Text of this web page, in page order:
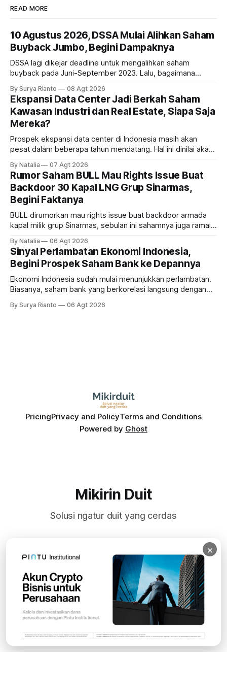
READ MORE
10 Agustus 2026, DSSA Mulai Alihkan Saham
Buyback Jumbo, Begini Dampaknya
DSSA lagi dikejar deadline untuk mengalihkan saham
buyback pada Juni-September 2023. Lalu, bagaimana
By Surya Rianto 08 Agt 2026
Ekspansi Data Center Jadi Berkah Saham
Kawasan Industri dan Real Estate, Siapa Saja
Mereka?
Prospek ekspansi data center di Indonesia masih akan
pesat dalam beberapa tahun mendatang. Hal ini dinilai akan
estate, ada siapa saja mereka?
By Natalia 07 Agt 2026
Rumor Saham BULL Mau Rights Issue Buat
Backdoor 30 Kapal LNG Grup Sinarmas,
Begini Faktanya
BULL dirumorkan mau rights issue buat backdoor armada
kapal milik grup Sinarmas, sebulan ini sahamnya juga ramai
masih menarik dilirik?
By Natalia 06 Agt 2026
Sinyal Perlambatan Ekonomi Indonesia,
Begini Prospek Saham Bank ke Depannya
Ekonomi Indonesia sudah mulai menunjukkan perlambatan.
Biasanya, saham bank yang berkorelasi langsung dengan
bank ke depannya?
By Surya Rianto 06 Agt 2026
PricingPrivacy and PolicyTerms and Conditions
Powered by Ghost
Mikirin Duit
Solusi ngatur duit yang cerdas
Subscribe
×